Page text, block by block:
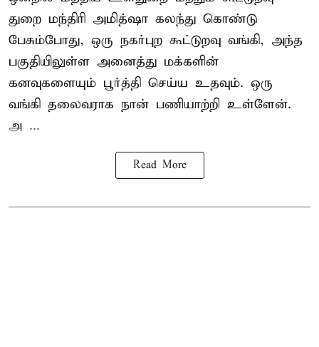
துறை மந்திரி அமித்ஷா கலந்து கொண்டு
பேசும்போது, ஒரு நகர்புற கூட்டுறவு வங்கி, அந்த
பகுதியிலுள்ள அனைத்து மக்களின்
கனவுகளையும் பூர்த்தி செய்ய உதவும். ஒரு
வங்கி தலைவராக நான் பணியாற்றி உள்ளேன்.
அ ...
Read More